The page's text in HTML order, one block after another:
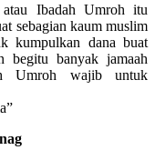
Ibadah Umroh itu
sebagian kaum muslim
kumpulkan dana buat
begitu banyak jamaah
Umroh wajib untuk